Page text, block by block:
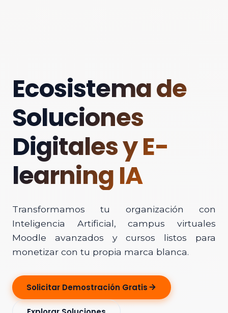
Ecosistema de
Soluciones
Digitales y E-
learning IA
Transformamos tu organización con
Inteligencia Artificial, campus virtuales
Moodle avanzados y cursos listos para
monetizar con tu propia marca blanca.
Solicitar Demostración Gratis